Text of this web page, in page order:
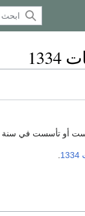
أو تأسست في سنة